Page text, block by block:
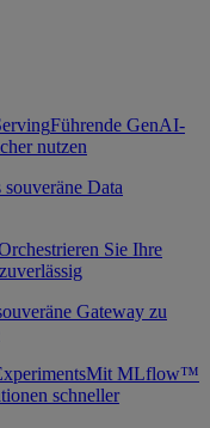
Führende GenAI-
nutzen
souveräne Data
Sie Ihre
Gateway zu
Mit MLflow™
schneller